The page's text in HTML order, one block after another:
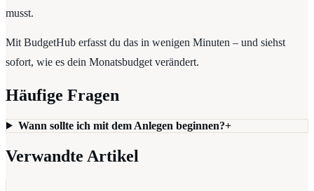
musst.
Mit BudgetHub erfasst du das in wenigen Minuten – und siehst
sofort, wie es dein Monatsbudget verändert.
Häufige Fragen
Wann sollte ich mit dem Anlegen beginnen?+
Verwandte Artikel